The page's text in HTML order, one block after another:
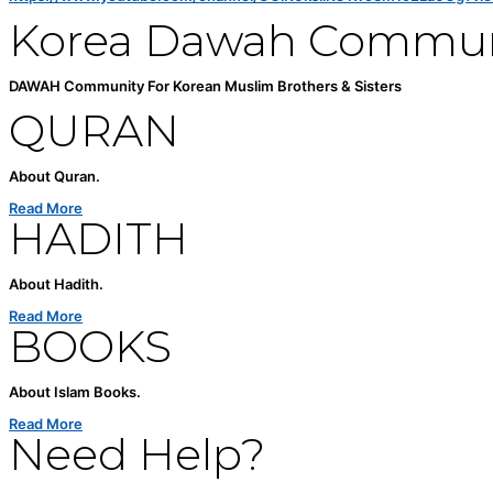
Korea Dawah
DAWAH Community For Korean Muslim Brothers & Sisters
QURAN
About Quran.
Read More
HADITH
About Hadith.
Read More
BOOKS
About Islam Books.
Read More
Need Help?